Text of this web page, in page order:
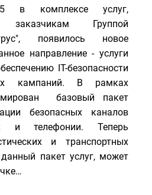
в комплексе услуг,
заказчикам Группой
появилось новое
направление - услуги
IT-безопасности
кампаний. В рамках
базовый пакет
безопасных каналов
и телефонии. Теперь
и транспортных
пакет услуг, может